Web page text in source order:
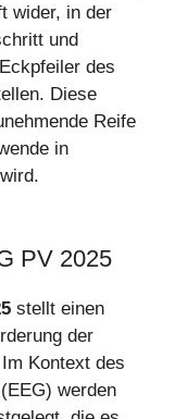
wider, in der
und
des
Diese
Reife
in
PV 2025
stellt einen
der
Kontext des
werden